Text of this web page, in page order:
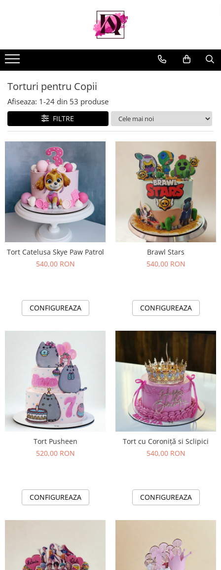
Torturi pentru Copii
Afiseaza: 1-24 din 53 produse
FILTRE
Tort Catelusa Skye Paw Patrol
540,00 RON
CONFIGUREAZA
Brawl Stars
540,00 RON
CONFIGUREAZA
Tort Pusheen
520,00 RON
CONFIGUREAZA
Tort cu Coroniță si Sclipici
540,00 RON
CONFIGUREAZA